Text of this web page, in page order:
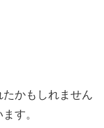
かもしれません
す。